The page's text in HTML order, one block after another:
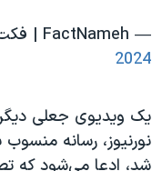
— FactNameh | فکت‌نامه (@factnameh)
2024
یک ویدیوی جعلی
نورنیوز، رسانه